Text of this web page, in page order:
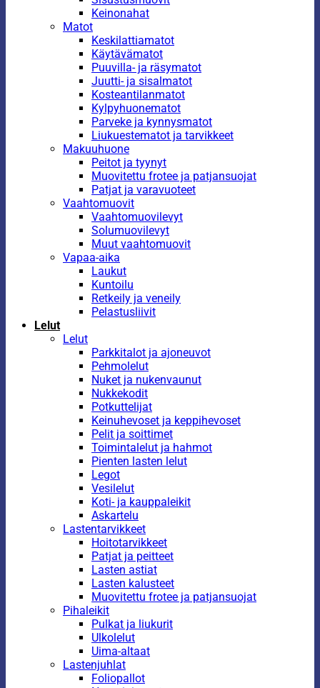
Keinonahat
Matot
Keskilattiamatot
Käytävämatot
Puuvilla- ja räsymatot
Juutti- ja sisalmatot
Kosteantilanmatot
Kylpyhuonematot
Parveke ja kynnysmatot
Liukuestematot ja tarvikkeet
Makuuhuone
Peitot ja tyynyt
Muovitettu frotee ja patjansuojat
Patjat ja varavuoteet
Vaahtomuovit
Vaahtomuovilevyt
Solumuovilevyt
Muut vaahtomuovit
Vapaa-aika
Laukut
Kuntoilu
Retkeily ja veneily
Pelastusliivit
Lelut
Lelut
Parkkitalot ja ajoneuvot
Pehmolelut
Nuket ja nukenvaunut
Nukkekodit
Potkuttelijat
Keinuhevoset ja keppihevoset
Pelit ja soittimet
Toimintalelut ja hahmot
Pienten lasten lelut
Legot
Vesilelut
Koti- ja kauppaleikit
Askartelu
Lastentarvikkeet
Hoitotarvikkeet
Patjat ja peitteet
Lasten astiat
Lasten kalusteet
Muovitettu frotee ja patjansuojat
Pihaleikit
Pulkat ja liukurit
Ulkolelut
Uima-altaat
Lastenjuhlat
Foliopallot